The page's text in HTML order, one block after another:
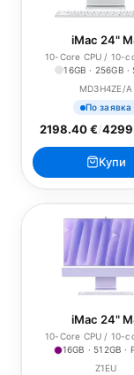
iMac 24"
10-Core CPU / 10-
16GB · 256GB ·
MD3H4ZE/A
По заявка
2198.40 €/
Купи
iMac 24"
10-Core CPU / 10-
16GB · 512GB ·
Z1EU